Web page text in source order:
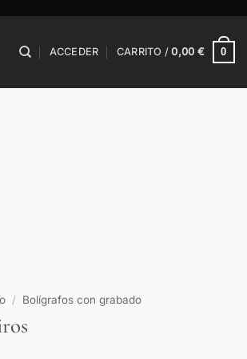
ACCEDER CARRITO /0,00 € 0
/ Bolígrafos con grabado